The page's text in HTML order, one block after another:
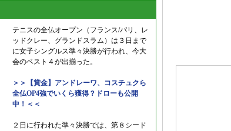
テニスの全仏オープン（フランス/パリ、レ
ッドクレー、グランドスラム）は３日まで
に女子シングルス準々決勝が行われ、今大
会のベスト４が出揃った。
＞＞【賞金】アンドレーワ、コスチュクら
全仏OP4強でいくら獲得？ドローも公開
中！＜＜
２日に行われた準々決勝では、第８シード